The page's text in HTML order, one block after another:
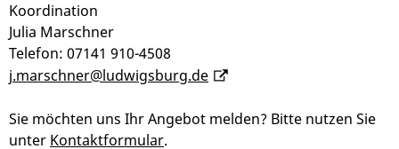
Koordination
Julia Marschner
Telefon: 07141 910-4508
j.marschner@ludwigsburg.de
Sie möchten uns Ihr Angebot melden? Bitte nutzen Sie
unter Kontaktformular.